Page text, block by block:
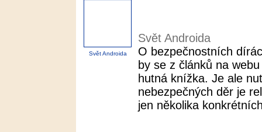
Svět Androida
Svět Androida
O bezpečnostních
by se z článků na
hutná knížka. Je ale
nebezpečných děr je
jen několika